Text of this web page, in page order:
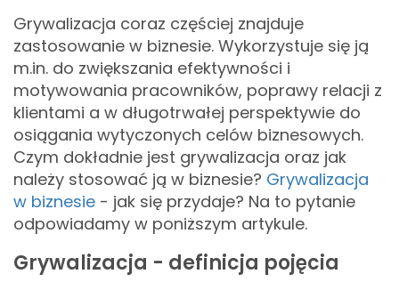
Grywalizacja coraz częściej znajduje
zastosowanie w biznesie. Wykorzystuje się ją
m.in. do zwiększania efektywności i
motywowania pracowników, poprawy relacji z
klientami a w długotrwałej perspektywie do
osiągania wytyczonych celów biznesowych.
Czym dokładnie jest grywalizacja oraz jak
należy stosować ją w biznesie? Grywalizacja
w biznesie - jak się przydaje? Na to pytanie
odpowiadamy w poniższym artykule.
Grywalizacja - definicja pojęcia